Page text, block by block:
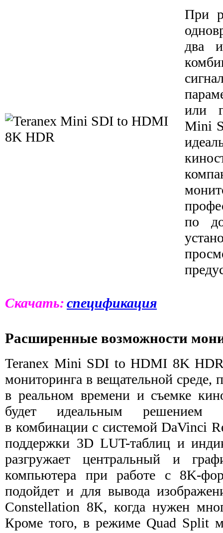
При
два
или
Mini
по
Скачать:спецификация
Расширенные возможности
Teranex Mini SDI to HDMI 8K HDR
мониторинга в вещательной среде,
в реальном времени и съемке
будет идеальным решением
в комбинации с системой DaVinci
поддержки 3D LUT-таблиц и
разгружает центральный и
компьютера при работе с 8K-
подойдет и для вывода
Constellation 8K, когда нужен
Кроме того, в режиме Quad Split